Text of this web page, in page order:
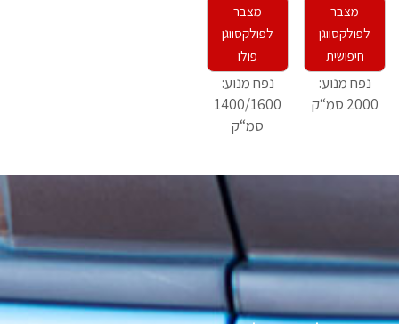
מצבר
לפולקסווגן
חיפושית
נפח מנוע:
2000 סמ“ק
מצבר
לפולקסווגן
פולו
נפח מנוע:
1400/1600
סמ“ק